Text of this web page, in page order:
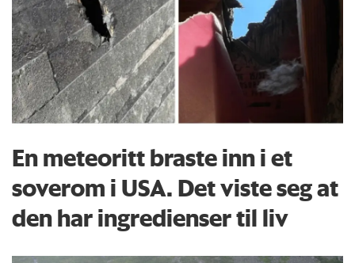
En meteoritt braste inn i et
soverom i USA. Det viste seg at
den har ingredienser til liv